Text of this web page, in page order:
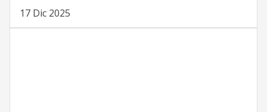
17 Dic 2025